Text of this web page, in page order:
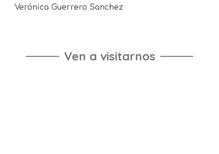
Verónica Guerrero Sanchez
Ven a visitarnos